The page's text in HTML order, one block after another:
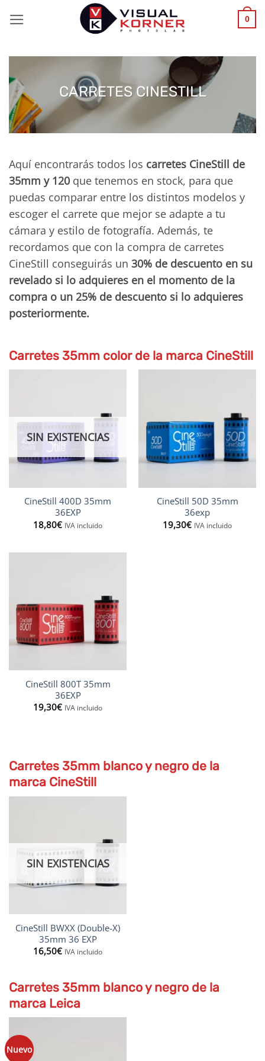
0
CARRETES CINESTILL
Aquí encontrarás todos los carretes CineStill de
35mm y 120 que tenemos en stock, para que
puedas comparar entre los distintos modelos y
escoger el carrete que mejor se adapte a tu
cámara y estilo de fotografía. Además, te
recordamos que con la compra de carretes
CineStill conseguirás un 30% de descuento en su
revelado si lo adquieres en el momento de la
compra o un 25% de descuento si lo adquieres
posteriormente.
Carretes 35mm color de la marca CineStill
SIN EXISTENCIAS
CineStill 400D 35mm
36EXP
18,80€ IVA incluido
CineStill 50D 35mm
36exp
19,30€ IVA incluido
CineStill 800T 35mm
36EXP
19,30€ IVA incluido
Carretes 35mm blanco y negro de la
marca CineStill
SIN EXISTENCIAS
CineStill BWXX (Double-X)
35mm 36 EXP
16,50€ IVA incluido
Carretes 35mm blanco y negro de la
marca Leica
Nuevo